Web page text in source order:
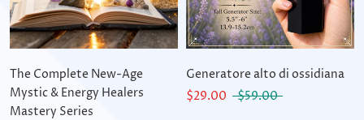
The Complete New-Age
Mystic & Energy Healers
Mastery Series
Generatore alto di ossidiana
$29.00
$59.00